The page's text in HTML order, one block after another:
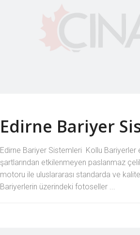
Edirne Bariyer
Edirne Bariyer Sistemleri Kollu Bariyerler
şartlarından etkilenmeyen paslanmaz
motoru ile uluslararası standarda ve
Bariyerlerin üzerindeki fotoseller ...